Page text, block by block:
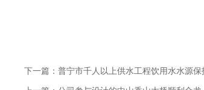
下一篇：普宁市千人以上供水工程饮用水水源